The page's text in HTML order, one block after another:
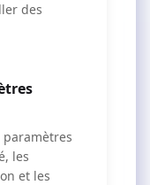
des
les
et les